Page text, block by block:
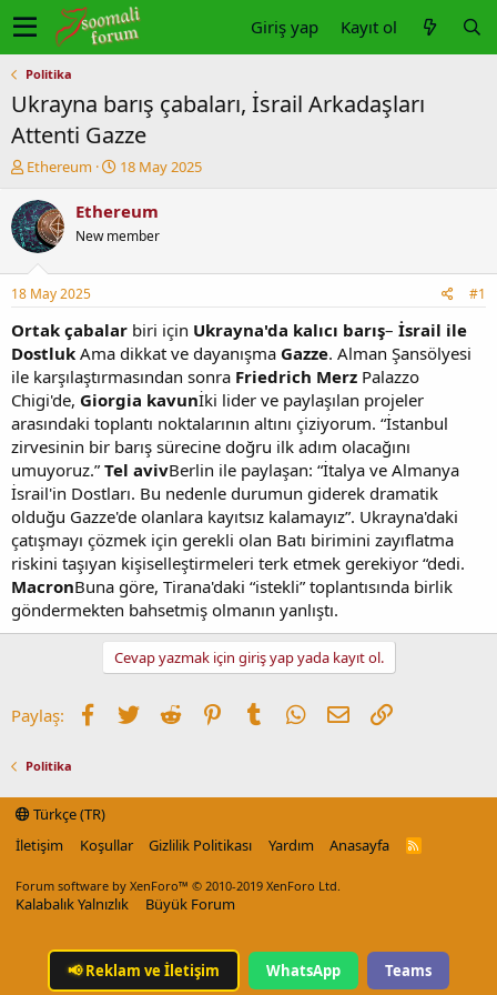
Giriş yap Kayıt ol
Politika
Ukrayna barış çabaları, İsrail Arkadaşları
Attenti Gazze
K
n
u
y
b
a
ş
a
t
a
n
Ethereum
B
ş
a
ç
a
r
i
h
i
18 May 2025
Ethereum
New member
18 May 2025 #1
Ortak çabalar biri için Ukrayna'da kalıcı barış– İsrail ile
Dostluk Ama dikkat ve dayanışma Gazze. Alman Şansölyesi
ile karşılaştırmasından sonra Friedrich Merz Palazzo
Chigi'de, Giorgia kavunİki lider ve paylaşılan projeler
arasındaki toplantı noktalarının altını çiziyorum. “İstanbul
zirvesinin bir barış sürecine doğru ilk adım olacağını
umuyoruz.” Tel avivBerlin ile paylaşan: “İtalya ve Almanya
İsrail'in Dostları. Bu nedenle durumun giderek dramatik
olduğu Gazze'de olanlara kayıtsız kalamayız”. Ukrayna'daki
çatışmayı çözmek için gerekli olan Batı birimini zayıflatma
riskini taşıyan kişiselleştirmeleri terk etmek gerekiyor “dedi.
MacronBuna göre, Tirana'daki “istekli” toplantısında birlik
göndermekten bahsetmiş olmanın yanlıştı.
Cevap yazmak için giriş yap yada kayıt ol.
Paylaş: Facebook
TwitterReddit PinterestTumblrWhatsApp
E-postaLink
Politika
Türkçe (TR)
İletişim
Koşullar Gizlilik Politikası Yardım Anasayfa
R
Forum software by XenForo™ © 2010-2019 XenForo Ltd.
Kalabalık Yalnızlık Büyük Forum
📢Reklam ve İletişim WhatsApp Teams